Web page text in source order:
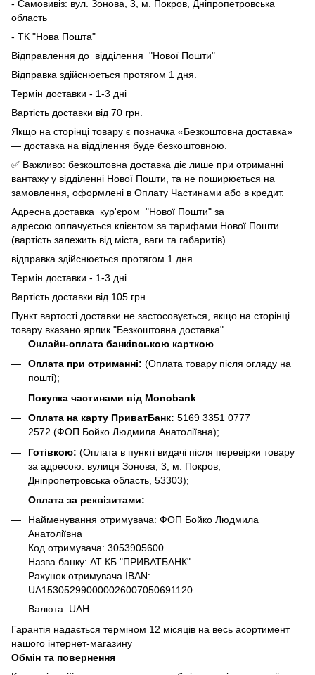
- Самовивіз: вул. Зонова, 3, м. Покров, Дніпропетровська
область
- ТК "Нова Пошта"
Відправлення до відділення "Нової Пошти"
Відправка здійснюється протягом 1 дня.
Термін доставки - 1-3 дні
Вартість доставки від 70 грн.
Якщо на сторінці товару є позначка «Безкоштовна доставка»
— доставка на відділення буде безкоштовною.
✅ Важливо: безкоштовна доставка діє лише при отриманні
вантажу у відділенні Нової Пошти, та не поширюється на
замовлення, оформлені в Оплату Частинами або в кредит.
Адресна доставка кур'єром "Нової Пошти" за
адресою оплачується клієнтом за тарифами Нової Пошти
(вартість залежить від міста, ваги та габаритів).
відправка здійснюється протягом 1 дня.
Термін доставки - 1-3 дні
Вартість доставки від 105 грн.
Пункт вартості доставки не застосовується, якщо на сторінці
товару вказано ярлик "Безкоштовна доставка".
Онлайн-оплата банківською карткою
Оплата при отриманні: (Оплата товару після огляду на
пошті);
Покупка частинами від Monobank
Оплата на карту ПриватБанк: 5169 3351 0777
2572 (ФОП Бойко Людмила Анатоліївна);
Готівкою: (Оплата в пункті видачі після перевірки товару
за адресою: вулиця Зонова, 3, м. Покров,
Дніпропетровська область, 53303);
Оплата за реквізитами:
Найменування отримувача: ФОП Бойко Людмила
Анатоліївна
Код отримувача: 3053905600
Назва банку: АТ КБ "ПРИВАТБАНК"
Рахунок отримувача IBAN:
UA153052990000026007050691120
Валюта: UAH
Гарантія надається терміном 12 місяців на весь асортимент
нашого інтернет-магазину
Обмін та повернення